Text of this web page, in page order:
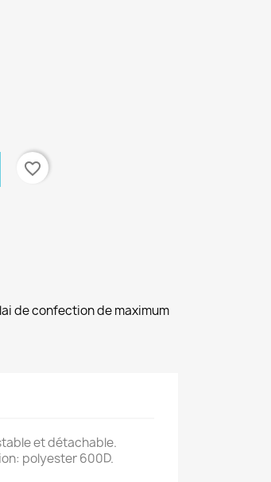
favorite_border
de confection de maximum
et détachable.
polyester 600D.